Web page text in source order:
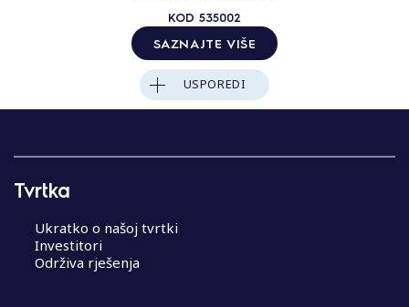
KOD 535002
SAZNAJTE VIŠE
USPOREDI
Tvrtka
Ukratko o našoj tvrtki
Investitori
Održiva rješenja